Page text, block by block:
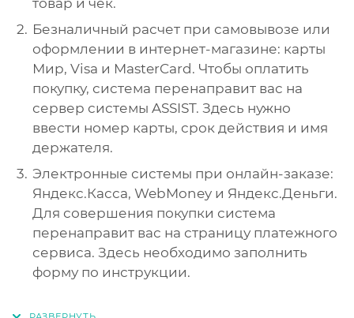
Безналичный расчет при самовывозе или
оформлении в интернет-магазине: карты
Мир, Visa и MasterCard. Чтобы оплатить
покупку, система перенаправит вас на
сервер системы ASSIST. Здесь нужно
ввести номер карты, срок действия и имя
держателя.
Электронные системы при онлайн-заказе:
Яндекс.Касса, WebMoney и Яндекс.Деньги.
Для совершения покупки система
перенаправит вас на страницу платежного
сервиса. Здесь необходимо заполнить
форму по инструкции.